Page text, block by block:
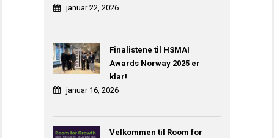
januar 22, 2026
Finalistene til HSMAI
Awards Norway 2025 er
klar!
januar 16, 2026
Velkommen til Room for